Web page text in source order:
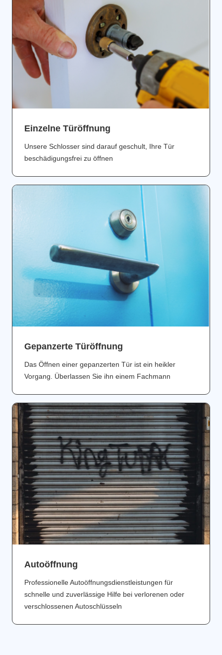
Einzelne Türöffnung
Unsere Schlosser sind darauf geschult, Ihre Tür
beschädigungsfrei zu öffnen
Gepanzerte Türöffnung
Das Öffnen einer gepanzerten Tür ist ein heikler
Vorgang. Überlassen Sie ihn einem Fachmann
Аutoöffnung
Professionelle Autoöffnungsdienstleistungen für
schnelle und zuverlässige Hilfe bei verlorenen oder
verschlossenen Autoschlüsseln